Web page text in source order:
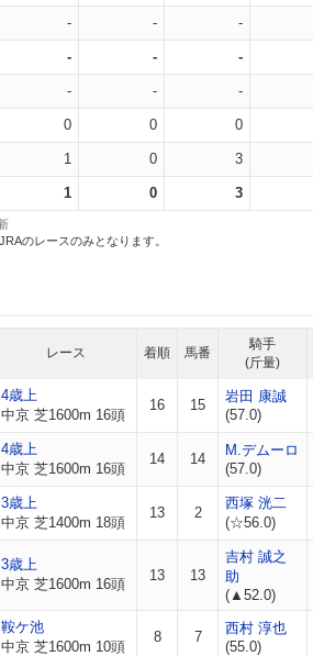
- - -
- - -
- - -
0 0 0
1 0 3
1 0 3
のレースのみとなります。
レース 着順 馬番
騎手
(斤量)
4歳上
中京 芝1600m 16頭
16 15
岩田 康誠
(57.0)
4歳上
中京 芝1600m 16頭
14 14
M.デムーロ
(57.0)
3歳上
中京 芝1400m 18頭
13 2
西塚 洸二
(☆56.0)
3歳上
中京 芝1600m 16頭
13 13
吉村 誠之
助
(▲52.0)
鞍ケ池
中京 芝1600m 10頭
8 7
西村 淳也
(55.0)